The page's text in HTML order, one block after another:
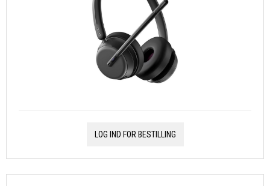
LOG IND FOR BESTILLING